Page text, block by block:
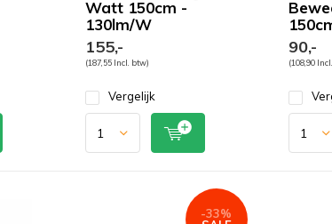
Watt 150cm -
130lm/W
155,-
(187,55 Incl. btw)
Vergelijk
90,-
(108,90
-33%